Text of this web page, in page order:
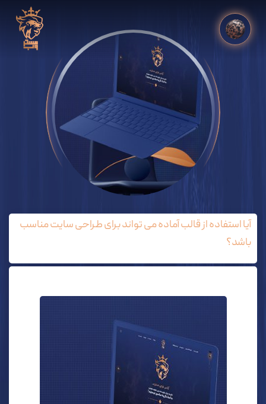
آیا استفاده از قالب آماده می تواند برای طراحی سایت مناسب
باشد؟